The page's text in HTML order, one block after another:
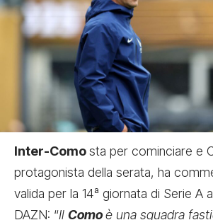
Inter-Comosta per cominciare e
protagonista della serata, ha
valida per la 14ª giornata di Serie A
DAZN: “Il Comoè una squadra